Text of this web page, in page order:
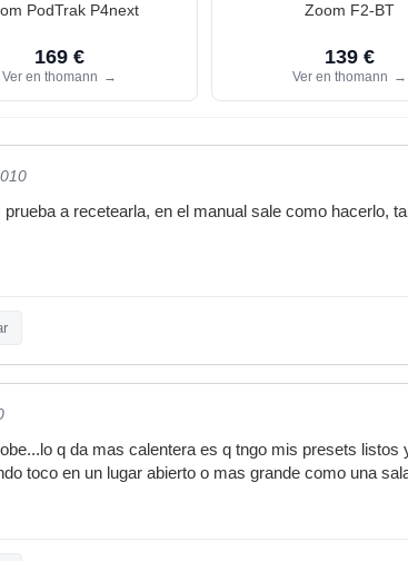
PodTrak P4next
169 €
Ver en thomann →
Zoom F2-BT
139 €
Ver en thomann →
a recetearla, en el manual sale como hacerlo,
q da mas calentera es q tngo mis presets
toco en un lugar abierto o mas grande como una